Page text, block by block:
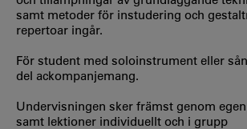
samt metoder för instudering och
repertoar ingår.
För student med soloinstrument eller
del ackompanjemang.
Undervisningen sker främst genom
samt lektioner individuellt och i grupp